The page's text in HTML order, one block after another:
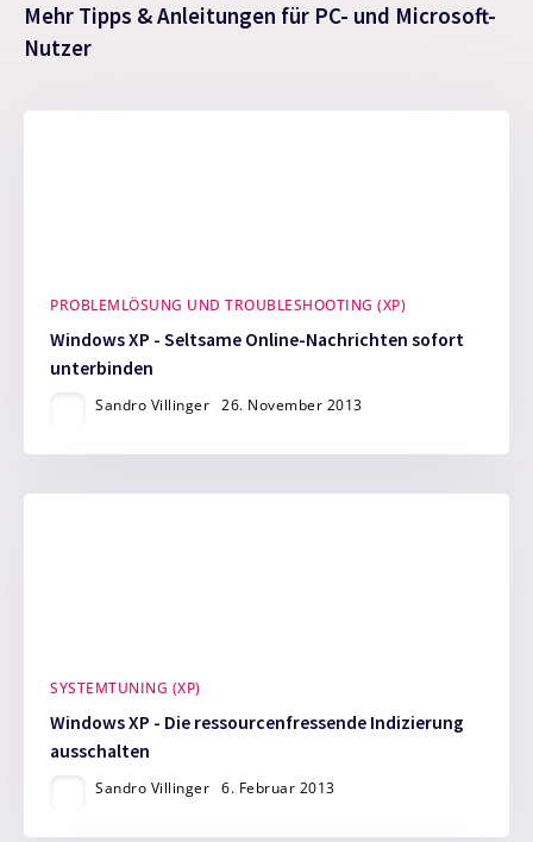
Mehr Tipps & Anleitungen für PC- und Microsoft-
Nutzer
PROBLEMLÖSUNG UND TROUBLESHOOTING (XP)
Windows XP - Seltsame Online-Nachrichten sofort
unterbinden
Sandro Villinger 26. November 2013
SYSTEMTUNING (XP)
Windows XP - Die ressourcenfressende Indizierung
ausschalten
Sandro Villinger 6. Februar 2013